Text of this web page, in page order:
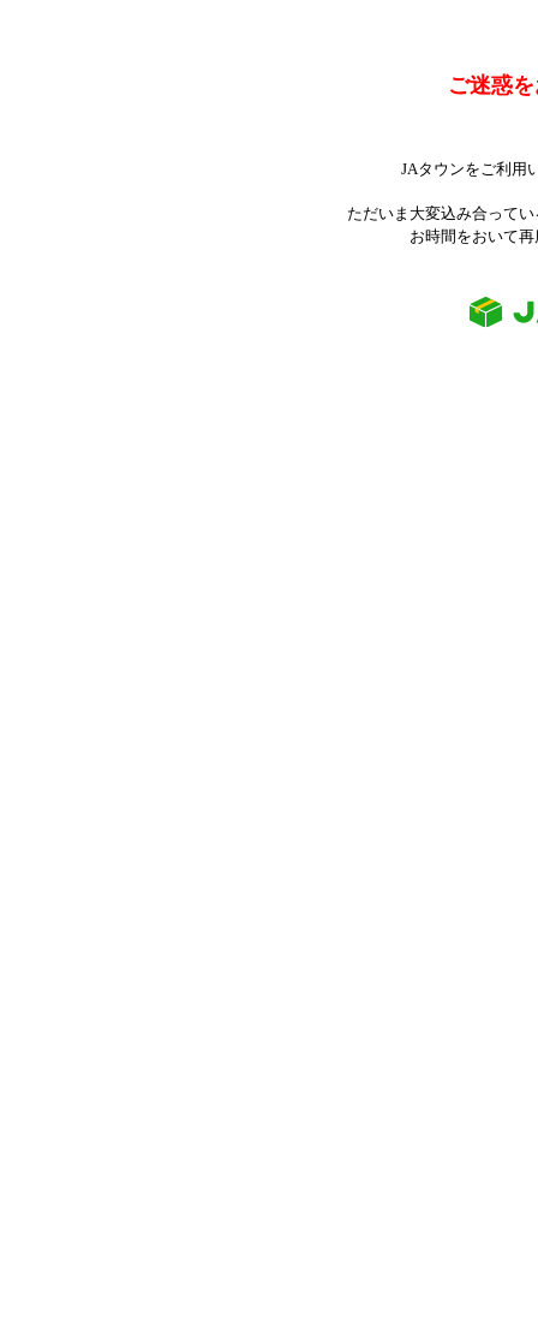
ご迷惑
JAタウンをご利用
ただいま大変込み合って
お時間をおいて